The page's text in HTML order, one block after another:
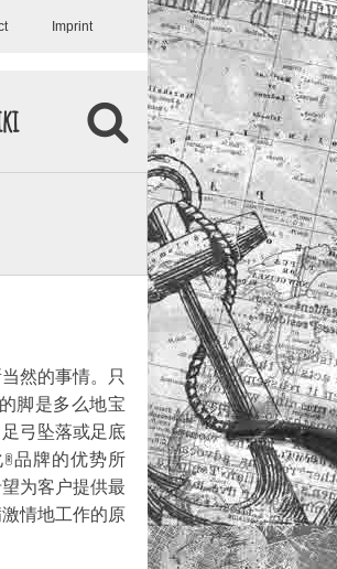
Imprint
然的事情。只
脚是多么地宝
弓坠落或足底
品牌的优势所
为客户提供最
情地工作的原